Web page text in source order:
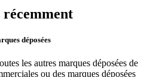
récemment
déposées
les autres marques déposées de
ou des marques déposées